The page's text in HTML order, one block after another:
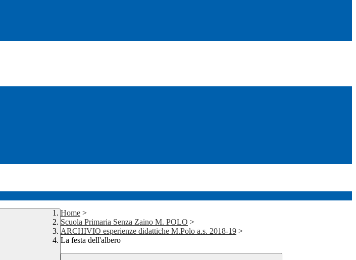
Home >
Scuola Primaria Senza Zaino M. POLO >
ARCHIVIO esperienze didattiche M.Polo a.s. 2018-19 >
La festa dell'albero